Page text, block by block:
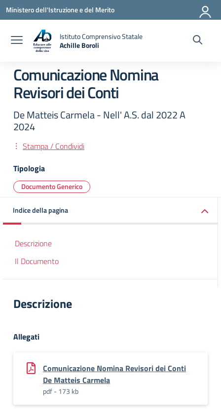
Vai ai contenuti
Vai al menu di navigazione
Vai al footer
Ministero dell'Istruzione e del Merito
Istituto Comprensivo Statale
Achille Boroli
Comunicazione Nomina
Revisori dei Conti
De Matteis Carmela - Nell' A.S. dal 2022 A
2024
Stampa / Condividi
Tipologia
Documento Generico
Indice della pagina
Descrizione
Il Documento
Descrizione
Allegati
Comunicazione Nomina Revisori dei Conti
De Matteis Carmela
pdf - 173 kb